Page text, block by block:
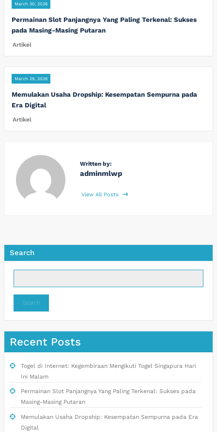
March 30, 2026
Permainan Slot Panjangnya Yang Paling Terkenal: Sukses
pada Masing-Masing Putaran
Artikel
March 29, 2026
Memulakan Usaha Dropship: Kesempatan Sempurna pada
Era Digital
Artikel
Written by:
adminmlwp
View All Posts
Search
Search
Recent Posts
Togel di Internet: Kegembiraan Mengikuti Togel Singapura Hari
Ini Malam
Permainan Slot Panjangnya Yang Paling Terkenal: Sukses pada
Masing-Masing Putaran
Memulakan Usaha Dropship: Kesempatan Sempurna pada Era
Digital